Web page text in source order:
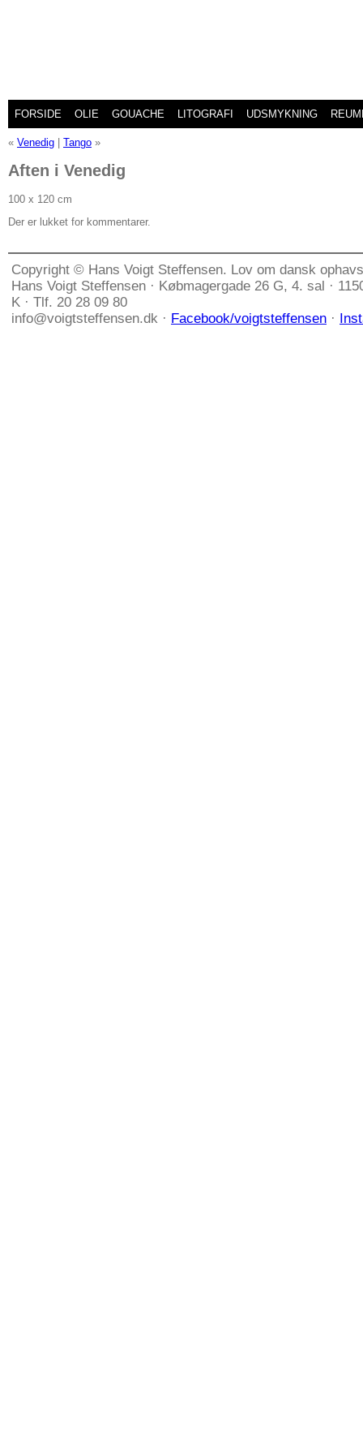
FORSIDE OLIE GOUACHE LITOGRAFI UDSMYKNING
« Venedig Tango »
Aften i Venedig
100 x 120 cm
Der er lukket for kommentarer.
Copyright © Hans Voigt Steffensen. Lov om dansk
Hans Voigt Steffensen · Købmagergade 26 G, 4. sal ·
K · Tlf. 20 28 09 80
info@voigtsteffensen.dk · Facebook/voigtsteffensen ·